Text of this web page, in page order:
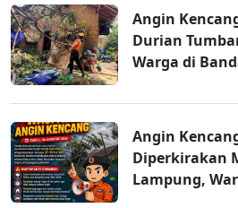
Angin
Durian
Warga di
Angin
Diperkirakan
Lampung,